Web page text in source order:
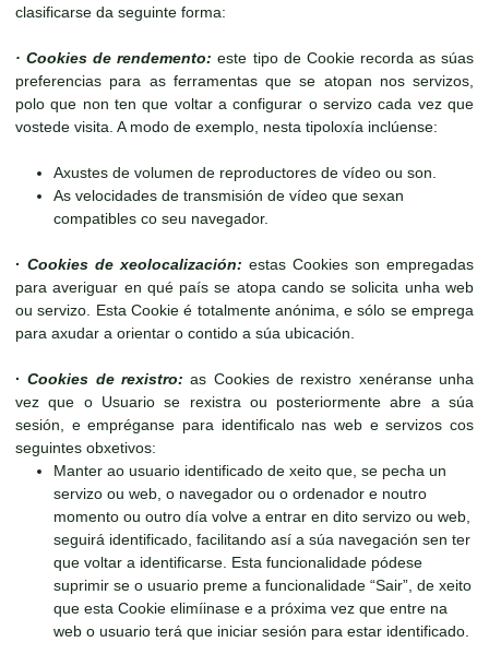
clasificarse da seguinte forma:
· Cookies de rendemento: este tipo de Cookie recorda as súas
preferencias para as ferramentas que se atopan nos servizos,
polo que non ten que voltar a configurar o servizo cada vez que
vostede visita. A modo de exemplo, nesta tipoloxía inclúense:
Axustes de volumen de reproductores de vídeo ou son.
As velocidades de transmisión de vídeo que sexan
compatibles co seu navegador.
· Cookies de xeolocalización: estas Cookies son empregadas
para averiguar en qué país se atopa cando se solicita unha web
ou servizo. Esta Cookie é totalmente anónima, e sólo se emprega
para axudar a orientar o contido a súa ubicación.
·Cookies de rexistro: as Cookies de rexistro xenéranse unha
vez que o Usuario se rexistra ou posteriormente abre a súa
sesión, e empréganse para identificalo nas web e servizos cos
seguintes obxetivos:
Manter ao usuario identificado de xeito que, se pecha un
servizo ou web, o navegador ou o ordenador e noutro
momento ou outro día volve a entrar en dito servizo ou web,
seguirá identificado, facilitando así a súa navegación sen ter
que voltar a identificarse. Esta funcionalidade pódese
suprimir se o usuario preme a funcionalidade “Sair”, de xeito
que esta Cookie elimíinase e a próxima vez que entre na
web o usuario terá que iniciar sesión para estar identificado.